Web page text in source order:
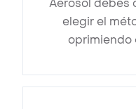
Aerosol debes
elegir el
oprimiendo